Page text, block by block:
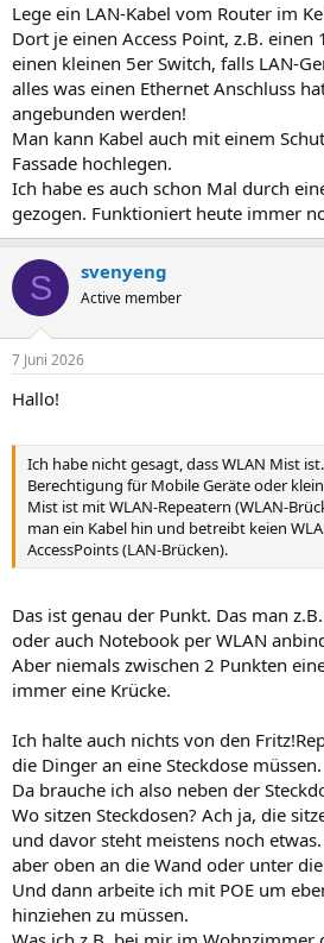
:
Lege ein LAN-Kabel vom Router im
Dort je einen Access Point, z.B. einen
einen kleinen 5er Switch, falls LAN-
alles was einen Ethernet Anschluss
angebunden werden!
Man kann Kabel auch mit einem
Fassade hochlegen.
Ich habe es auch schon Mal durch
gezogen. Funktioniert heute immer
S svenyeng
Active member
7 Juni 2026
Hallo!
Ich habe nicht gesagt, dass WLAN Mist
Berechtigung für Mobile Geräte oder
Mist ist mit WLAN-Repeatern (WLAN-
man ein Kabel hin und betreibt keien
AccessPoints (LAN-Brücken).
Das ist genau der Punkt. Das man
oder auch Notebook per WLAN
Aber niemals zwischen 2 Punkten
immer eine Krücke.
Ich halte auch nichts von den
die Dinger an eine Steckdose müssen.
Da brauche ich also neben der
Wo sitzen Steckdosen? Ach ja, die
und davor steht meistens noch
aber oben an die Wand oder unter
Und dann arbeite ich mit POE um
hinziehen zu müssen.